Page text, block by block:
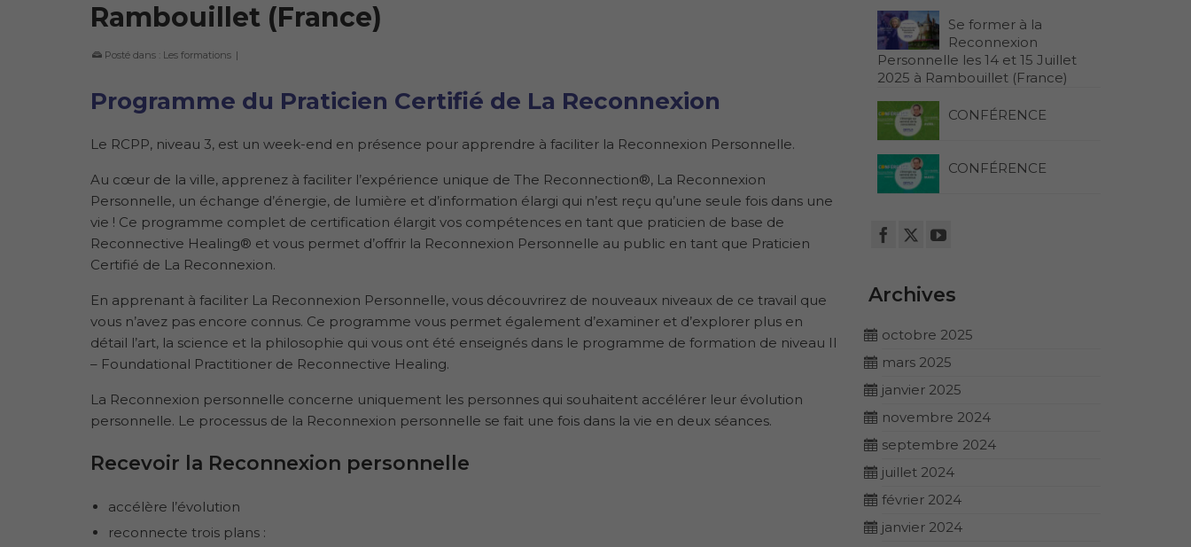
Rambouillet (France)
Posté dans : Les formations |
Programme du Praticien Certifié de La Reconnexion
Le RCPP, niveau 3, est un week-end en présence pour apprendre à faciliter la Reconnexion Personnelle.
Au cœur de la ville, apprenez à faciliter l’expérience unique de The Reconnection®, La Reconnexion
Personnelle, un échange d’énergie, de lumière et d’information élargi qui n’est reçu qu’une seule fois dans une
vie ! Ce programme complet de certification élargit vos compétences en tant que praticien de base de
Reconnective Healing® et vous permet d’offrir la Reconnexion Personnelle au public en tant que Praticien
Certifié de La Reconnexion.
En apprenant à faciliter La Reconnexion Personnelle, vous découvrirez de nouveaux niveaux de ce travail que
vous n’avez pas encore connus. Ce programme vous permet également d’examiner et d’explorer plus en
détail l’art, la science et la philosophie qui vous ont été enseignés dans le programme de formation de niveau II
– Foundational Practitioner de Reconnective Healing.
La Reconnexion personnelle concerne uniquement les personnes qui souhaitent accélérer leur évolution
personnelle. Le processus de la Reconnexion personnelle se fait une fois dans la vie en deux séances.
Recevoir la Reconnexion personnelle
accélère l’évolution
reconnecte trois plans :
Se former à la
Reconnexion
Personnelle les 14 et 15 Juillet
2025 à Rambouillet (France)
CONFÉRENCE
CONFÉRENCE
Archives
octobre 2025
mars 2025
janvier 2025
novembre 2024
septembre 2024
juillet 2024
février 2024
janvier 2024